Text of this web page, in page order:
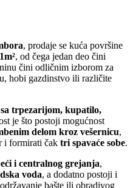
, prodaje se kuća površine
, od čega jedan deo čini
čini odličnim izborom za
hobi gazdinstvo ili različite
trpezarijom, kupatilo,
je što postoji mogućnost
delom kroz vešernicu,
i formirati čak tri spavaće sobe.
i centralnog grejanja,
voda, a dodatno postoji i
bašte ili obradivog